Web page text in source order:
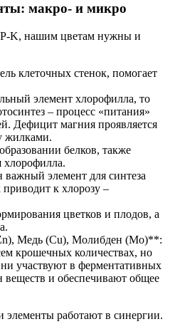
макро- и микро
K, нашим цветам нужны и
клеточных стенок, помогает
элемент хлорофилла, то
– процесс «питания»
Дефицит магния проявляется
жилками.
белков, также
хлорофилла.
элемент для синтеза
к хлорозу –
цветков и плодов, а
Медь (Cu), Молибден (Mo)**:
крошечных количествах, но
участвуют в ферментативных
веществ и обеспечивают общее
элементы работают в синергии.